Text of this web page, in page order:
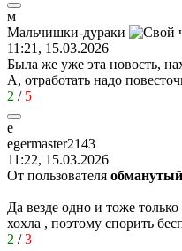
м
Мальчишки-дураки
11:21, 15.03.2026
Была же уже эта новость,
А, отработать надо
2 / 5
e
egermaster2143
11:22, 15.03.2026
От пользователя
Да везде одно и тоже
хохла , поэтому спорить
2 /3